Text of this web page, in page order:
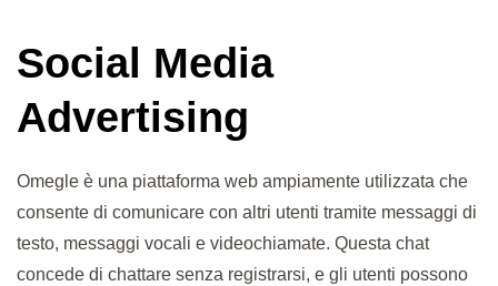
Social Media
Advertising
Omegle è una piattaforma web ampiamente utilizzata che
consente di comunicare con altri utenti tramite messaggi di
testo, messaggi vocali e videochiamate. Questa chat
concede di chattare senza registrarsi, e gli utenti possono